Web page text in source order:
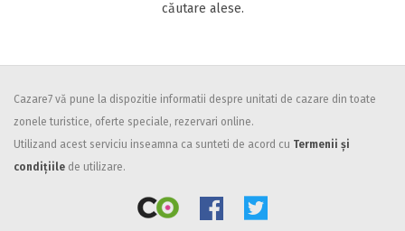
Facilități
Internet wireless
căutare alese.
Cazare7 vă pune la dispozitie informatii despre unitati de cazare din toate
zonele turistice, oferte speciale, rezervari online.
Utilizand acest serviciu inseamna ca sunteti de acord cu Termenii și
condițiile de utilizare.